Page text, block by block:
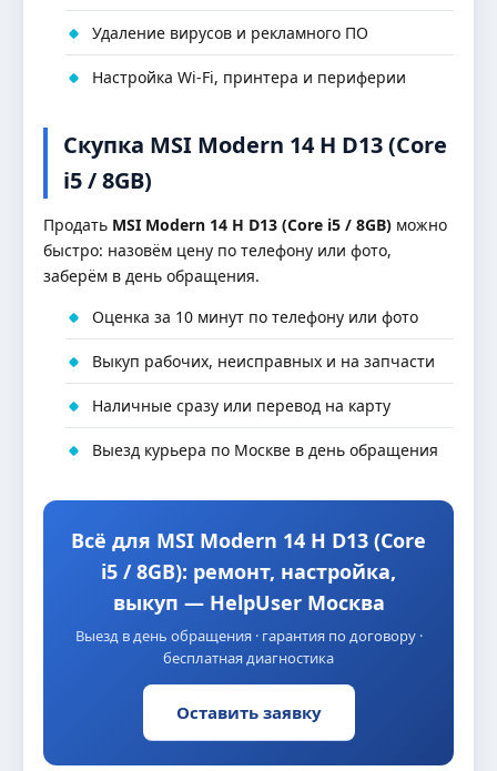
Удаление вирусов и рекламного ПО
Настройка Wi-Fi, принтера и периферии
Скупка MSI Modern 14 H D13 (Core
i5 / 8GB)
Продать MSI Modern 14 H D13 (Core i5 / 8GB) можно
быстро: назовём цену по телефону или фото,
заберём в день обращения.
Оценка за 10 минут по телефону или фото
Выкуп рабочих, неисправных и на запчасти
Наличные сразу или перевод на карту
Выезд курьера по Москве в день обращения
Всё для MSI Modern 14 H D13 (Core
i5 / 8GB): ремонт, настройка,
выкуп — HelpUser Москва
Выезд в день обращения · гарантия по договору ·
бесплатная диагностика
Оставить заявку